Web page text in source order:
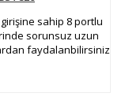
girişine sahip 8 portlu
sorunsuz uzun
faydalanbilirsiniz